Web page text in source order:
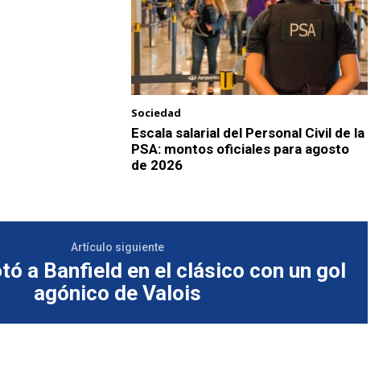
Sociedad
Escala salarial del Personal Civil de la
PSA: montos oficiales para agosto
de 2026
Artículo siguiente
a Banfield en el clásico con un gol
agónico de Valois